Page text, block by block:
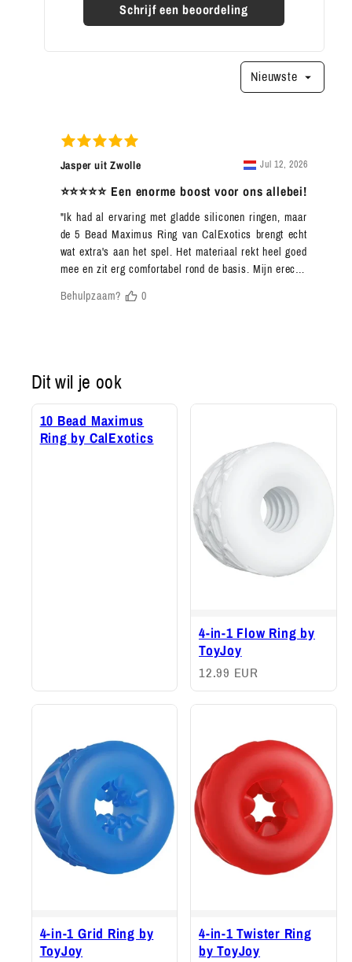
Schrijf een beoordeling
Nieuwste
Dit wil je ook
10 Bead Maximus
Ring by CalExotics
4-in-1 Flow Ring by
ToyJoy
12.99 EUR
4-in-1 Grid Ring by
ToyJoy
4-in-1 Twister Ring
by ToyJoy